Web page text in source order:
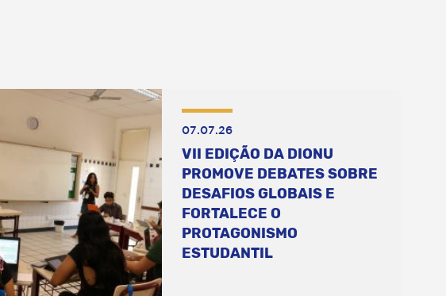
07.07.26
VII EDIÇÃO DA DIONU
PROMOVE DEBATES SOBRE
DESAFIOS GLOBAIS E
FORTALECE O
PROTAGONISMO
ESTUDANTIL